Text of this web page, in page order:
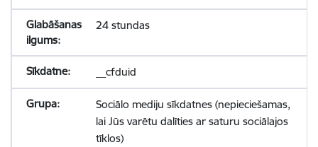
24 stundas
__cfduid
Sociālo mediju sīkdatnes (nepieciešamas,
lai Jūs varētu dalīties ar saturu sociālajos
tīklos)